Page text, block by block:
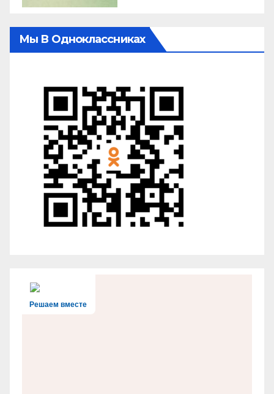
Мы В Одноклассниках
Решаем вместе